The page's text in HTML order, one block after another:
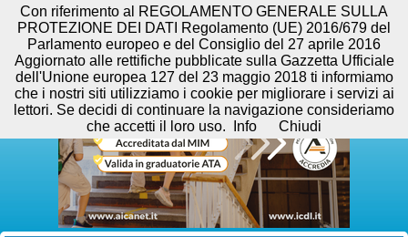
Con riferimento al REGOLAMENTO GENERALE SULLA
PROTEZIONE DEI DATI Regolamento (UE) 2016/679 del
Parlamento europeo e del Consiglio del 27 aprile 2016
Aggiornato alle rettifiche pubblicate sulla Gazzetta Ufficiale
dell'Unione europea 127 del 23 maggio 2018 ti informiamo
che i nostri siti utilizziamo i cookie per migliorare i servizi ai
lettori. Se decidi di continuare la navigazione consideriamo
che accetti il loro uso.
Info Chiudi